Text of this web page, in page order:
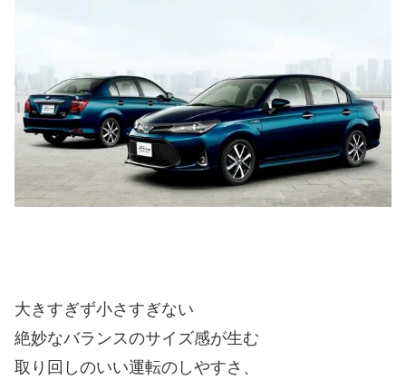
大きすぎず小さすぎない
絶妙なバランスのサイズ感が生む
取り回しのいい運転のしやすさ、